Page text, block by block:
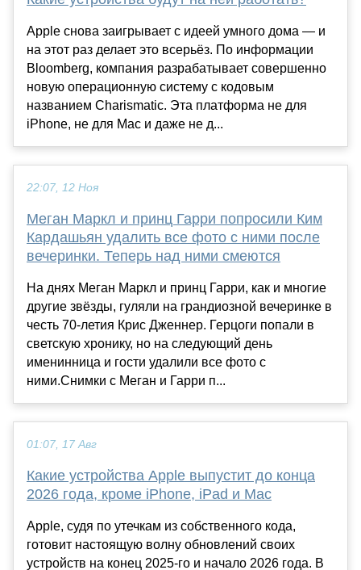
Apple снова заигрывает с идеей умного дома — и
на этот раз делает это всерьёз. По информации
Bloomberg, компания разрабатывает совершенно
новую операционную систему с кодовым
названием Charismatic. Эта платформа не для
iPhone, не для Mac и даже не д...
22:07, 12 Ноя
Меган Маркл и принц Гарри попросили Ким
Кардашьян удалить все фото с ними после
вечеринки. Теперь над ними смеются
На днях Меган Маркл и принц Гарри, как и многие
другие звёзды, гуляли на грандиозной вечеринке в
честь 70-летия Крис Дженнер. Герцоги попали в
светскую хронику, но на следующий день
именинница и гости удалили все фото с
ними.Снимки с Меган и Гарри п...
01:07, 17 Авг
Какие устройства Apple выпустит до конца
2026 года, кроме iPhone, iPad и Mac
Apple, судя по утечкам из собственного кода,
готовит настоящую волну обновлений своих
устройств на конец 2025-го и начало 2026 года. В